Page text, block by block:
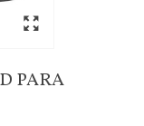
PARA